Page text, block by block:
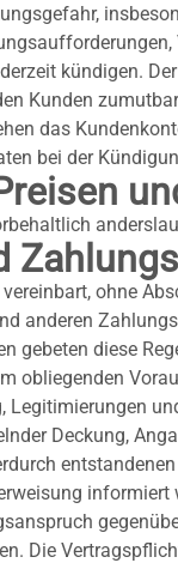
kündigen.
Kunden
das
bei der
ohne
anderen
gebeten diese
obliegenden
Legitimierungen
Deckung,
informiert
Die